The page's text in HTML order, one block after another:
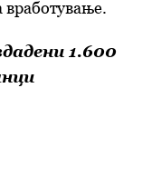
вработување.
1.600